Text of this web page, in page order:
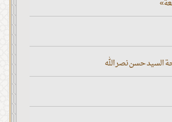
حسن نصر الله